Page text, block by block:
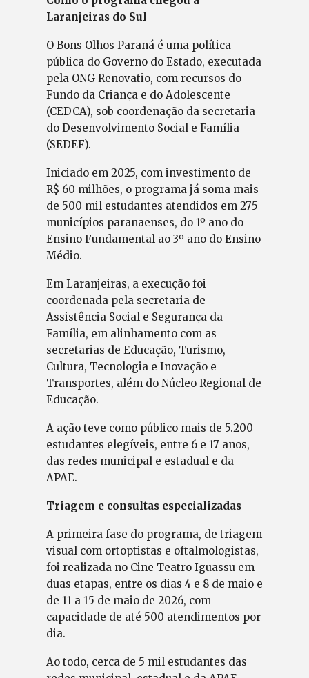
Laranjeiras do Sul
O Bons Olhos Paraná é uma política
pública do Governo do Estado, executada
pela ONG Renovatio, com recursos do
Fundo da Criança e do Adolescente
(CEDCA), sob coordenação da secretaria
do Desenvolvimento Social e Família
(SEDEF).
Iniciado em 2025, com investimento de
R$ 60 milhões, o programa já soma mais
de 500 mil estudantes atendidos em 275
municípios paranaenses, do 1º ano do
Ensino Fundamental ao 3º ano do Ensino
Médio.
Em Laranjeiras, a execução foi
coordenada pela secretaria de
Assistência Social e Segurança da
Família, em alinhamento com as
secretarias de Educação, Turismo,
Cultura, Tecnologia e Inovação e
Transportes, além do Núcleo Regional de
Educação.
A ação teve como público mais de 5.200
estudantes elegíveis, entre 6 e 17 anos,
das redes municipal e estadual e da
APAE.
Triagem e consultas especializadas
A primeira fase do programa, de triagem
visual com ortoptistas e oftalmologistas,
foi realizada no Cine Teatro Iguassu em
duas etapas, entre os dias 4 e 8 de maio e
de 11 a 15 de maio de 2026, com
capacidade de até 500 atendimentos por
dia.
Ao todo, cerca de 5 mil estudantes das